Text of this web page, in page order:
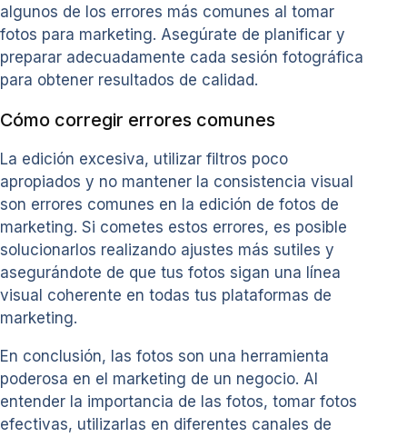
algunos de los errores más comunes al tomar
fotos para marketing. Asegúrate de planificar y
preparar adecuadamente cada sesión fotográfica
para obtener resultados de calidad.
Cómo corregir errores comunes
La edición excesiva, utilizar filtros poco
apropiados y no mantener la consistencia visual
son errores comunes en la edición de fotos de
marketing. Si cometes estos errores, es posible
solucionarlos realizando ajustes más sutiles y
asegurándote de que tus fotos sigan una línea
visual coherente en todas tus plataformas de
marketing.
En conclusión, las fotos son una herramienta
poderosa en el marketing de un negocio. Al
entender la importancia de las fotos, tomar fotos
efectivas, utilizarlas en diferentes canales de